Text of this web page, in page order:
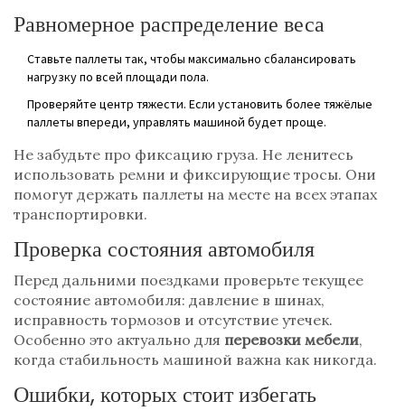
Равномерное распределение веса
Ставьте паллеты так, чтобы максимально сбалансировать
нагрузку по всей площади пола.
Проверяйте центр тяжести. Если установить более тяжёлые
паллеты впереди, управлять машиной будет проще.
Не забудьте про фиксацию груза. Не ленитесь
использовать ремни и фиксирующие тросы. Они
помогут держать паллеты на месте на всех этапах
транспортировки.
Проверка состояния автомобиля
Перед дальними поездками проверьте текущее
состояние автомобиля: давление в шинах,
исправность тормозов и отсутствие утечек.
Особенно это актуально для перевозки мебели,
когда стабильность машиной важна как никогда.
Ошибки, которых стоит избегать